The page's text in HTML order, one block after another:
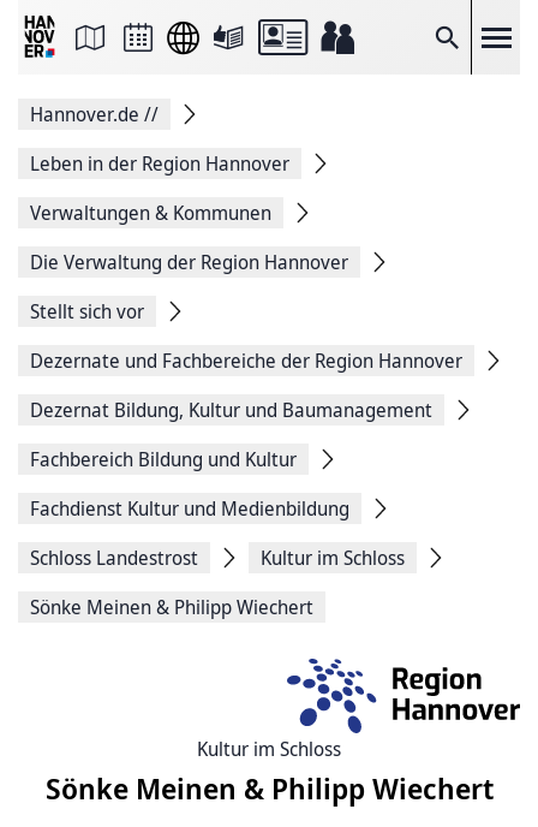
Suche
Seite
Facebook
teilen
Seitenlink
Seite
Hannover.de //
Leben in der Region Hannover
Verwaltungen & Kommunen
Die Verwaltung der Region Hannover
Stellt sich vor
Dezernate und Fachbereiche der Region Hannover
Dezernat Bildung, Kultur und Baumanagement
Fachbereich Bildung und Kultur
Fachdienst Kultur und Medienbildung
Schloss Landestrost
Kultur im Schloss
Sönke Meinen & Philipp Wiechert
Kultur im Schloss
Sönke Meinen & Philipp Wiechert